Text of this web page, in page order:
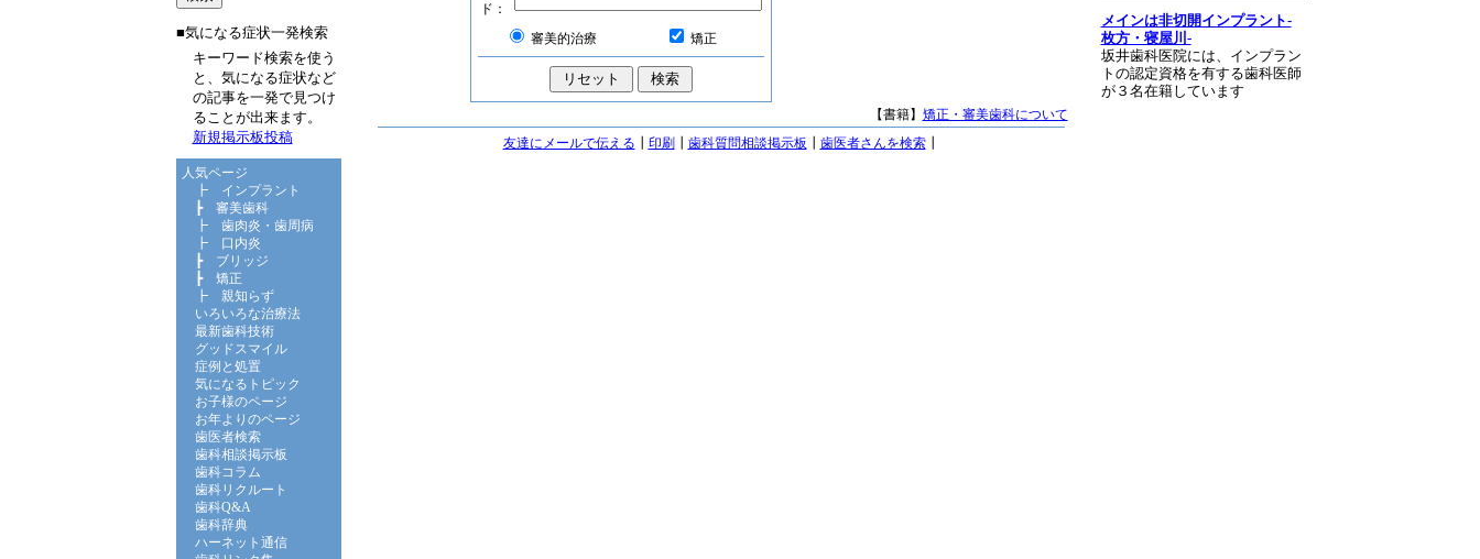
■気になる症状一発検索
キーワード検索を使う
と、気になる症状など
の記事を一発で見つけ
ることが出来ます。
新規掲示板投稿
人気ページ
┣
インプラント
┣ 審美歯科
┣ 歯肉炎・歯周病
┣
口内炎
┣
ブリッジ
┣ 矯正
┣ 親知らず
いろいろな治療法
最新歯科技術
グッドスマイル
症例と処置
気になるトピック
お子様のページ
お年よりのページ
歯医者検索
歯科相談掲示板
歯科コラム
歯科リクルート
歯科Q&A
歯科辞典
ハーネット通信
ド：
審美的治療 矯正
【書籍】 矯正・審美歯科について
友達にメールで伝える
印刷 歯科質問相談掲示板 歯医者さんを検索┃
メインは非切開インプラント-
枚方・寝屋川-
坂井歯科医院には、インプラン
トの認定資格を有する歯科医師
が３名在籍しています